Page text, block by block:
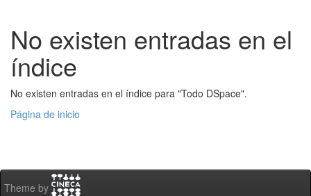
No existen entradas en el
índice
No existen entradas en el índice para "Todo DSpace".
Página de inicio
Theme by